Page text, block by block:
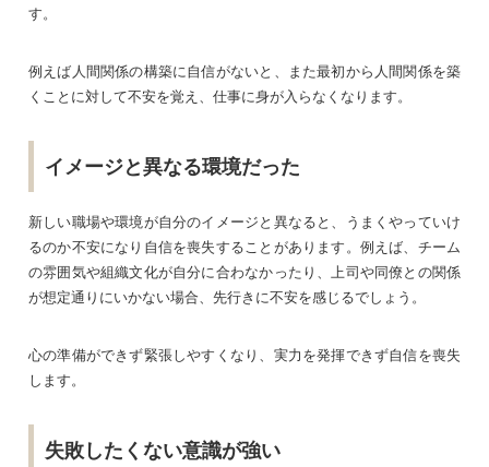
す。
例えば人間関係の構築に自信がないと、また最初から人間関係を築
くことに対して不安を覚え、仕事に身が入らなくなります。
イメージと異なる環境だった
新しい職場や環境が自分のイメージと異なると、うまくやっていけ
るのか不安になり自信を喪失することがあります。例えば、チーム
の雰囲気や組織文化が自分に合わなかったり、上司や同僚との関係
が想定通りにいかない場合、先行きに不安を感じるでしょう。
心の準備ができず緊張しやすくなり、実力を発揮できず自信を喪失
します。
失敗したくない意識が強い